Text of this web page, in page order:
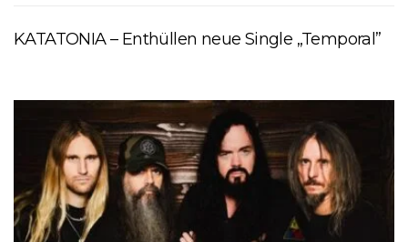
KATATONIA – Enthüllen neue Single „Temporal”